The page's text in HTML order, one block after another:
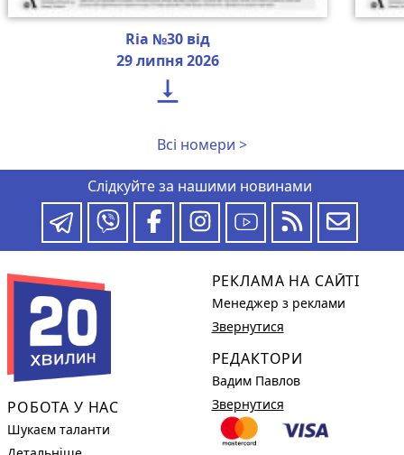
Ria №30 від
29 липня 2026

Всі номери >
Слідкуйте за нашими новинами
РОБОТА У НАС
Шукаєм таланти
РЕКЛАМА НА САЙТІ
Менеджер з реклами
Звернутися
РЕДАКТОРИ
Вадим Павлов
Звернутися